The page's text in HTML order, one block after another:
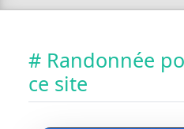
# Randonnée
ce site